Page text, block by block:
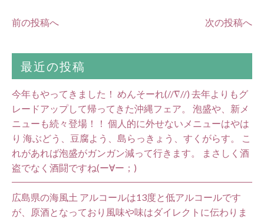
前の投稿へ 次の投稿へ
最近の投稿
今年もやってきました！ めんそーれ(//∇//) 去年よりもグ
レードアップして帰ってきた沖縄フェア。 泡盛や、新メ
ニューも続々登場！！ 個人的に外せないメニューはやは
り 海ぶどう、豆腐よう、島らっきょう、すくがらす。 こ
れがあれば泡盛がガンガン減って行きます。 まさしく酒
盗でなく酒闘ですね(ー∀ー；)
広島県の海風土 アルコールは13度と低アルコールです
が、原酒となっており風味や味はダイレクトに伝わりま